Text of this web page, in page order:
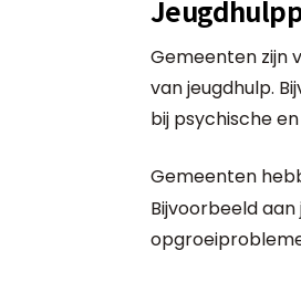
Gemeenten zijn
van jeugdhulp.
bij psychische
Gemeenten
Bijvoorbeeld